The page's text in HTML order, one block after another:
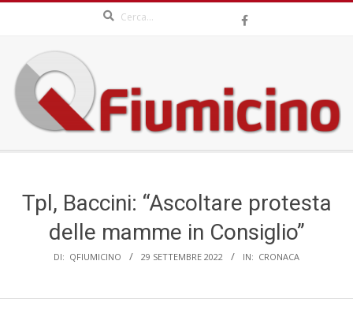
content
QFIUMICINO.COM
MenuTpl, Baccini: “Ascoltare protesta
delle mamme in Consiglio”
DI: QFIUMICINO 29 SETTEMBRE 2022 IN: CRONACA